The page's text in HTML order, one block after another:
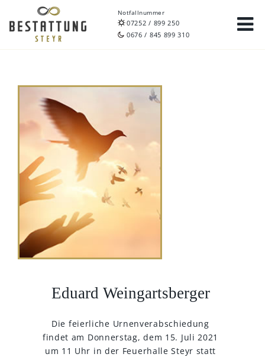
Notfallnummer
07252 / 899 250
0676 / 845 899 310
Eduard Weingartsberger
Die feierliche Urnenverabschiedung
findet am Donnerstag, dem 15. Juli 2021
um 11 Uhr in der Feuerhalle Steyr statt